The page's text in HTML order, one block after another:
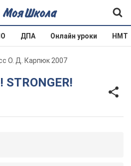
ДПА Онлайн уроки НМТ
О. Д. Карпюк 2007